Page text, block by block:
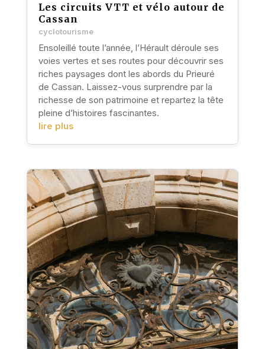
Les circuits VTT et vélo autour de
Cassan
cyclotourisme
Ensoleillé toute l’année, l’Hérault déroule ses
voies vertes et ses routes pour découvrir ses
riches paysages dont les abords du Prieuré
de Cassan. Laissez-vous surprendre par la
richesse de son patrimoine et repartez la tête
pleine d’histoires fascinantes.
lire plus